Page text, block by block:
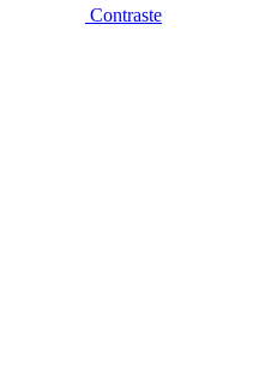
Contraste